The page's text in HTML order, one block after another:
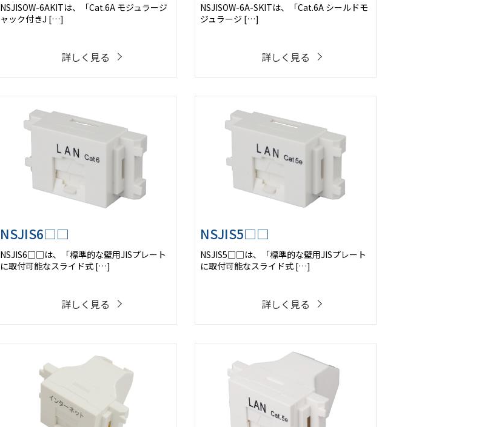
NSJISOW-6AKITは、「Cat.6A モジュラージ
ャック付きJ […]
詳しく見る
NSJISOW-6A-SKITは、「Cat.6A シールドモ
ジュラージ […]
詳しく見る
NSJIS6□□
NSJIS6□□は、「標準的な壁用JISプレート
に取付可能なスライド式 […]
詳しく見る
NSJIS5□□
NSJIS5□□は、「標準的な壁用JISプレート
に取付可能なスライド式 […]
詳しく見る